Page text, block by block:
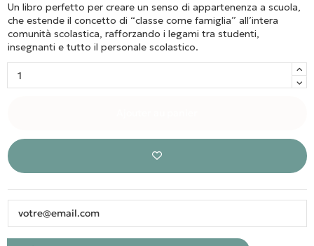
Un libro perfetto per creare un senso di appartenenza a scuola,
che estende il concetto di “classe come famiglia” all’intera
comunità scolastica, rafforzando i legami tra studenti,
insegnanti e tutto il personale scolastico.